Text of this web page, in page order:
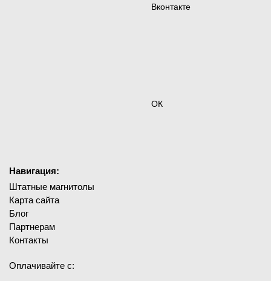
Вконтакте
ОК
Навигация:
Штатные магнитолы
Карта сайта
Блог
Партнерам
Контакты
Оплачивайте с: